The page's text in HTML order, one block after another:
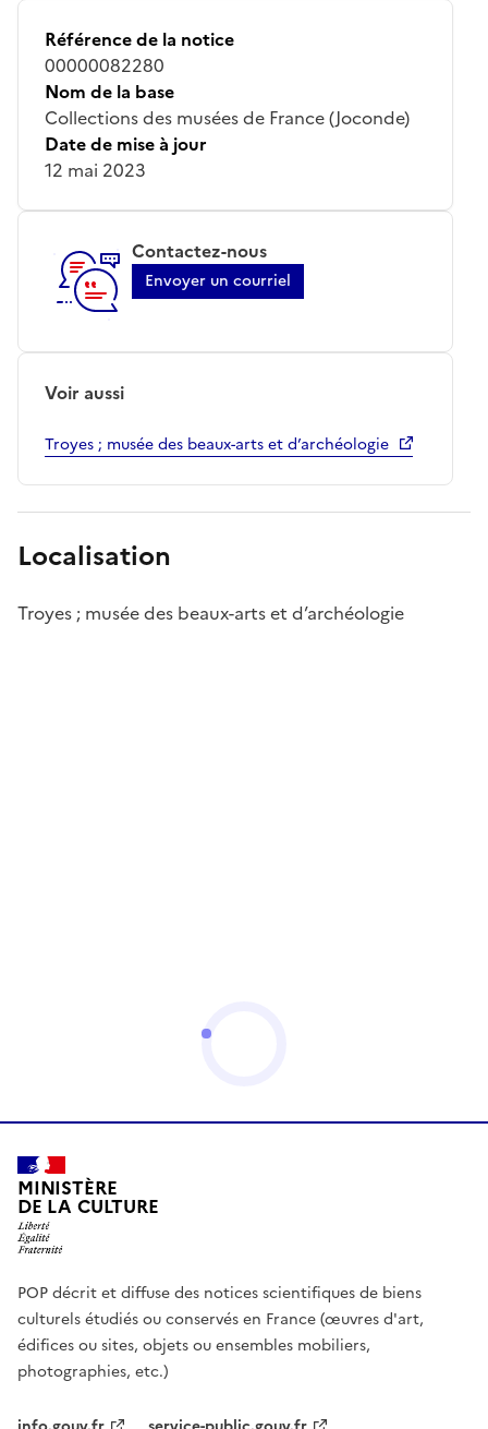
Référence de la notice
00000082280
Nom de la base
Collections des musées de France (Joconde)
Date de mise à jour
12 mai 2023
Contactez-nous
Envoyer un courriel
Voir aussi
Troyes ; musée des beaux-arts et d’archéologie
Localisation
Troyes ; musée des beaux-arts et d’archéologie
MINISTÈRE
DE LA CULTURE
POP décrit et diffuse des notices scientifiques de biens
culturels étudiés ou conservés en France (œuvres d'art,
édifices ou sites, objets ou ensembles mobiliers,
photographies, etc.)